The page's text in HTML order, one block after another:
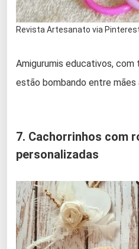
Revista Artesanato via
Amigurumis educativos,
estão bombando entre mães
7. Cachorrinhos com
personalizadas